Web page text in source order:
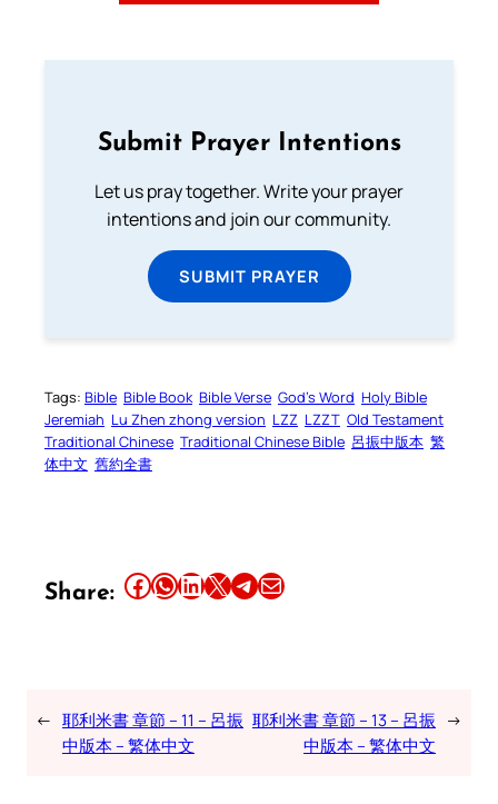
Submit Prayer Intentions
Let us pray together. Write your prayer
intentions and join our community.
SUBMIT PRAYER
Tags: Bible Bible Book Bible Verse God’s Word Holy Bible
Jeremiah Lu Zhen zhong version LZZ LZZT Old Testament
Traditional Chinese Traditional Chinese Bible 呂振中版本 繁
体中文 舊約全書
Share: Share this article on Facebook Share this article on WhatsApp Share this article on LinkedIn Share this article on X Share this article on TelegramEmail this Article
← 耶利米書 章節 – 11 – 呂振
中版本 – 繁体中文
耶利米書 章節 – 13 – 呂振
中版本 – 繁体中文
→